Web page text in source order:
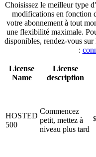
Choisissez le meilleur type
modifications en fonction
votre abonnement à tout
une flexibilité maximale.
disponibles, rendez-vous
:
License
Name
License
description
HOSTED
500
Commencez
petit, mettez à
niveau plus tard
$